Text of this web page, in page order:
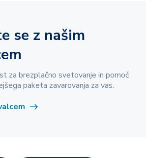
se z našim
za brezplačno svetovanje in pomoč
paketa zavarovanja za vas.